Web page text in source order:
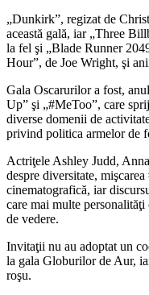
„Dunkirk”, regizat de
această gală, iar „Three
la fel şi „Blade Runner
Hour”, de Joe Wright, şi
Gala Oscarurilor a fost,
Up” şi „#MeToo”, care
diverse domenii de
privind politica armelor de
Actriţele Ashley Judd,
despre diversitate,
cinematografică, iar
care mai multe
de vedere.
Invitaţii nu au adoptat un
la gala Globurilor de Aur,
roşu.